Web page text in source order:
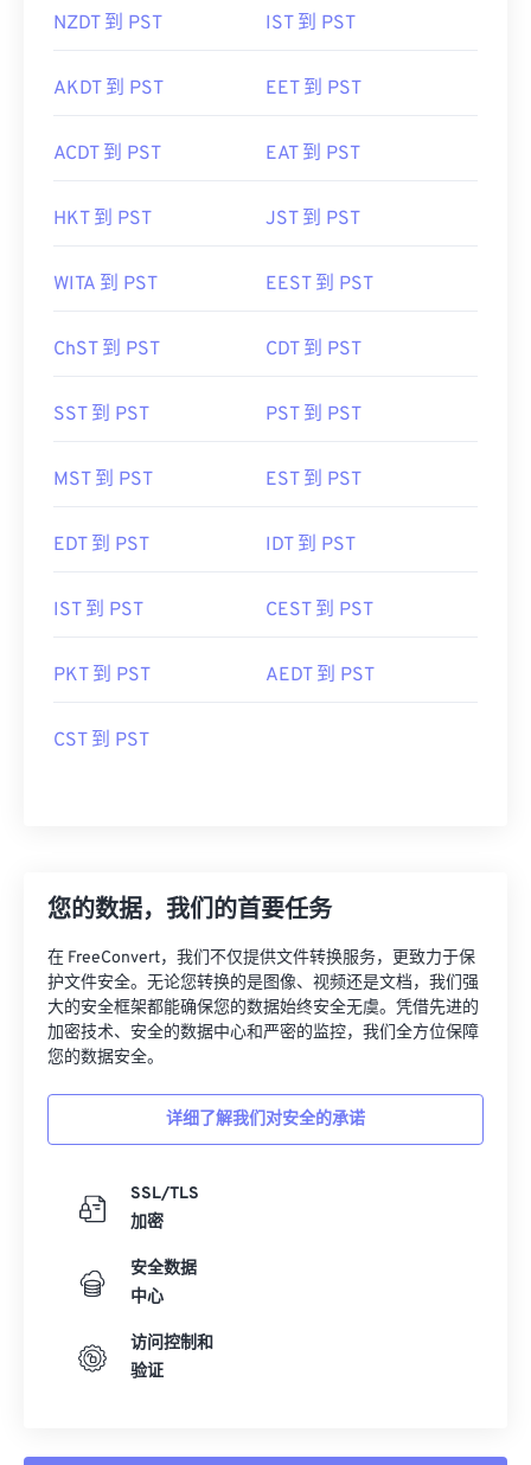
NZDT 到 PST IST 到 PST
AKDT 到 PST EET 到 PST
ACDT 到 PST EAT 到 PST
HKT 到 PST JST 到 PST
WITA 到 PST EEST 到 PST
ChST 到 PST CDT 到 PST
SST 到 PST PST 到 PST
MST 到 PST EST 到 PST
EDT 到 PST IDT 到 PST
IST 到 PST CEST 到 PST
PKT 到 PST AEDT 到 PST
CST 到 PST
您的数据，我们的首要任务
在 FreeConvert，我们不仅提供文件转换服务，更致力于保
护文件安全。无论您转换的是图像、视频还是文档，我们强
大的安全框架都能确保您的数据始终安全无虞。凭借先进的
加密技术、安全的数据中心和严密的监控，我们全方位保障
您的数据安全。
详细了解我们对安全的承诺
SSL/TLS
加密
安全数据
中心
访问控制和
验证